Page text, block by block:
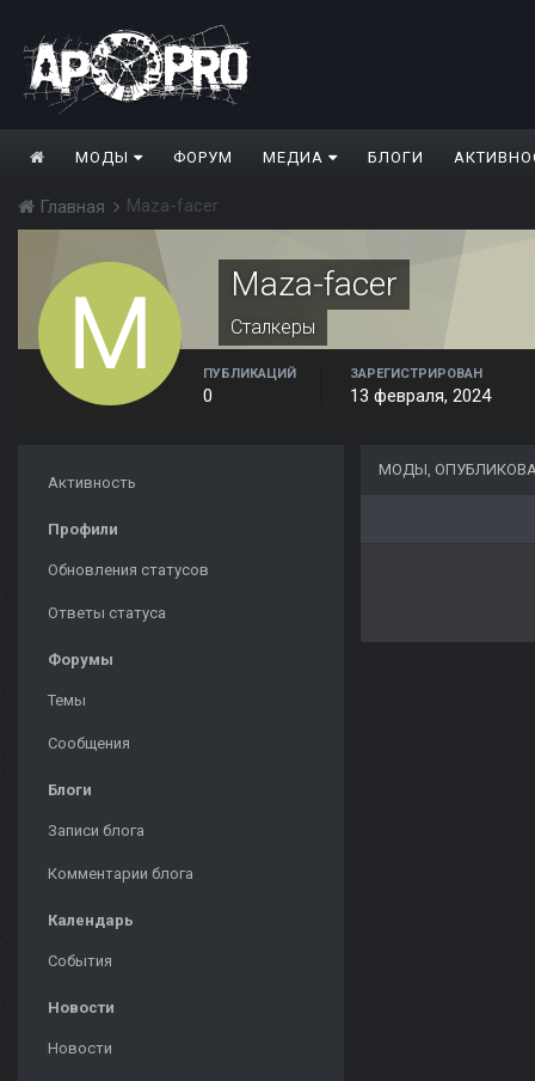
МОДЫ ФОРУМ МЕДИА БЛОГИ
Главная Maza-facer
Maza-facer
Сталкеры
ПУБЛИКАЦИЙ
0
ЗАРЕГИСТРИРОВАН
13 февраля, 2024
Активность
Профили
Обновления статусов
Ответы статуса
Форумы
Темы
Сообщения
Блоги
Записи блога
Комментарии блога
Календарь
События
Новости
Новости
МОДЫ,